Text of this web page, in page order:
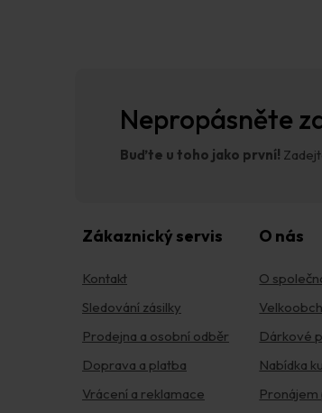
Nepropásněte
Buďte u toho jako první!
Zákaznický servis
Kontakt
Sledování zásilky
Prodejna a osobní odběr
Doprava a platba
Vrácení a reklamace
O nás
O
Dárkové
Nabídka